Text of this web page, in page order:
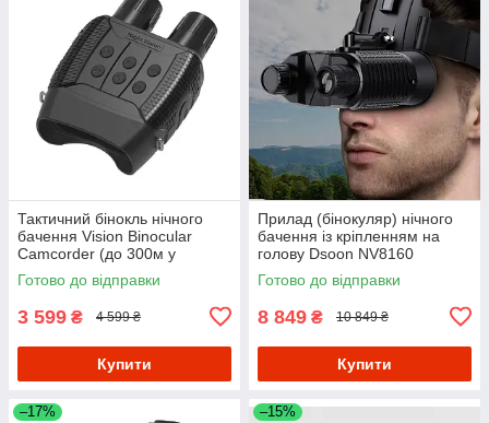
Тактичний бінокль нічного
бачення Vision Binocular
Camcorder (до 300м у
темряві)
Готово до відправки
3 599 ₴ 4 599 ₴
Купити
Прилад (бінокуляр) нічного
бачення із кріпленням на
голову Dsoon NV8160
Готово до відправки
8 849 ₴ 10 849 ₴
Купити
–17% –15%